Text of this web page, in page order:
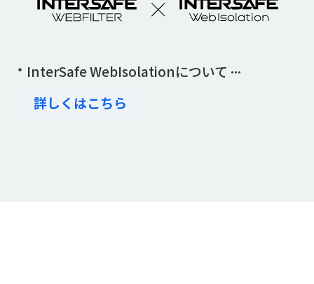
InterSafe WebIsolationについて
詳しくはこちら